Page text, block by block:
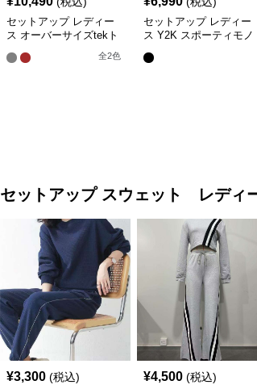
セットアップ レディー
ス オーバーサイズtekト
ラックスーツ ジャージ
全2色
セットアップ レディー
ス Y2K スポーティモノ
ージ
セットアップ スウェット レディ
¥3,300 (税込) ¥4,500 (税込)